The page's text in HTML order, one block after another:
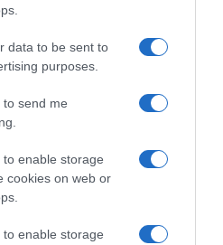
data to be sent to
purposes.
to send me
enable storage
cookies on web or
enable storage